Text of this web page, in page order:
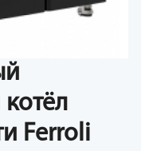
Ferroli